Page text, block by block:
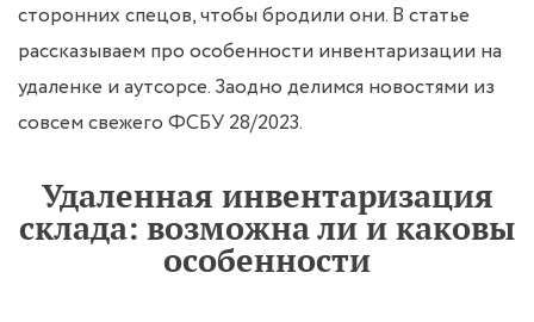
сторонних спецов, чтобы бродили они. В статье
рассказываем про особенности инвентаризации на
удаленке и аутсорсе. Заодно делимся новостями из
совсем свежего ФСБУ 28/2023.
Удаленная инвентаризация
склада: возможна ли и каковы
особенности